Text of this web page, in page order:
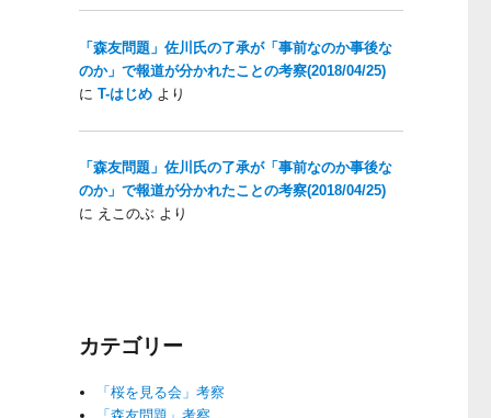
「森友問題」佐川氏の了承が「事前なのか事後な
のか」で報道が分かれたことの考察(2018/04/25)
に T-はじめより
「森友問題」佐川氏の了承が「事前なのか事後な
のか」で報道が分かれたことの考察(2018/04/25)
に えこのぶより
カテゴリー
「桜を見る会」考察